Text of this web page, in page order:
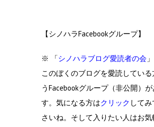
【シノハラFacebookグループ】
※ 「シノハラブログ愛読者の会
このぼくのブログを愛読してい
うFacebookグループ（非公開）が
す。気になる方はクリック して
さいね。そして入りたい人はお気